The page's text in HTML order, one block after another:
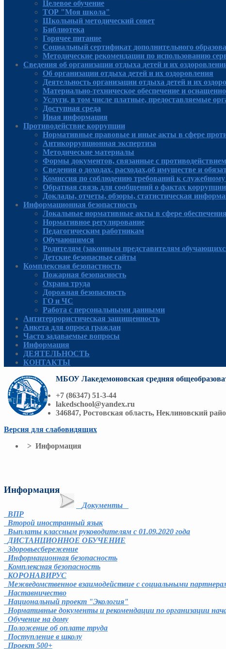
Целевое обучение
ТОР "Моя школа"
Школьный методический совет
Библиотека
Горячее питание
Социальный сертификат дополнительного
Методические рекомендации по использованию
Сведения об организации отдыха детей и их
Об организации отдыха детей и их оздоровления
Деятельность организации отдыха детей и их
Материально-техническое обеспечение и
Услуги, в том числе платные, предоставляемые
Доступная среда
Иная информация
Противодействие коррупции
Нормативные правовые и иные акты в сфере
Антикоррупционная экспертиза
Методические материалы
Формы документов, связанные с
Сведения о доходах, расходах,об имуществе и
Комиссия по соблюдению требований к
Обратная связь для сообщений о фактах коррупции
Доклады, отчеты, обзоры, статистическая
Информационная безопастность
Локальные нормативные акты в сфере
Нормативное регулирование
Педагогическим работникам
Обучающимся
Родителям (законным представителям
Детские безопасные сайты
Комплексная безопастность
Пожарная безопасность
Охрана труда
Дорожная безопасность
ГО и ЧС
Работа с персональными данными
Антитеррористическая защищенность
Анкета для опроса граждан
Часто задаваемые вопросы
Информация
ДЕЯТЕЛЬНОСТЬ
КОНТАКТЫ
МБОУ Лакедемоновская средняя
+7 (86347) 51-3-44
lakedschool@yandex.ru
346847, Ростовская область, Неклиновский
Версия для слабовидящих
> Информация
Информация
Документы
ВПР
Второй иностранный язык
Выплаты классным руководителям с 01.09.2020 года
ДИСТАНЦИОННОЕ ОБУЧЕНИЕ
Здоровьесбережение
Информационная безопасность
Комплексная безопасность
КОРОНАВИРУС
Межведомственное взаимодействие с социальными
Наставничество
Национальный проект "Экология"
Нормативные документы и рекомендации по организации
Обучение на дому
Положение об оплате труда
Поступление в школу
Проект 500+